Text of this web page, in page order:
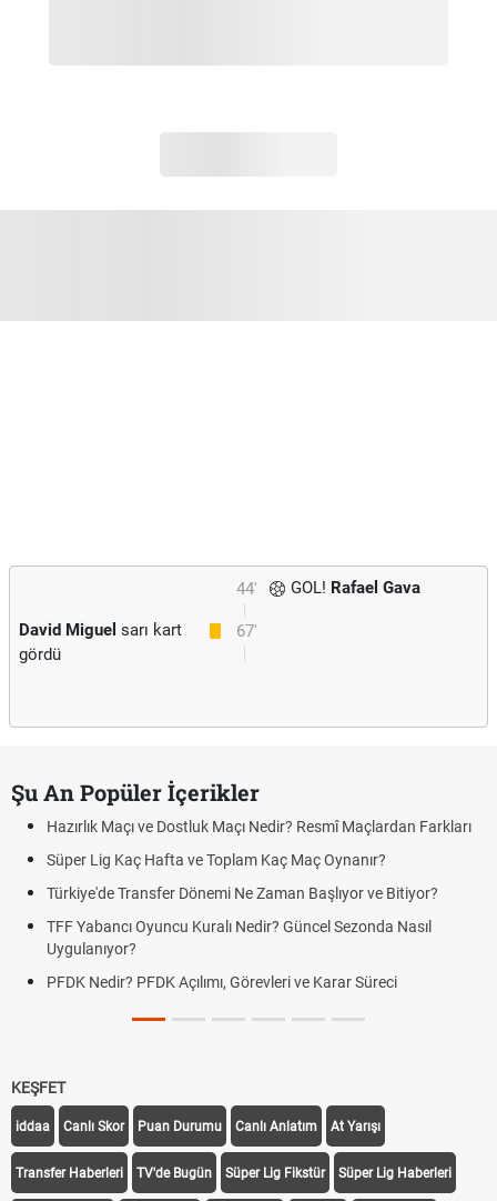
44' GOL! Rafael Gava
67'
David Miguel sarı kart
gördü
Şu An Popüler İçerikler
Hazırlık Maçı ve Dostluk Maçı Nedir? Resmî Maçlardan Farkları
Süper Lig Kaç Hafta ve Toplam Kaç Maç Oynanır?
Türkiye'de Transfer Dönemi Ne Zaman Başlıyor ve Bitiyor?
TFF Yabancı Oyuncu Kuralı Nedir? Güncel Sezonda Nasıl
Uygulanıyor?
PFDK Nedir? PFDK Açılımı, Görevleri ve Karar Süreci
KEŞFET
iddaa Canlı Skor Puan Durumu Canlı Anlatım At Yarışı
Transfer Haberleri TV'de Bugün Süper Lig Fikstür Süper Lig Haberleri